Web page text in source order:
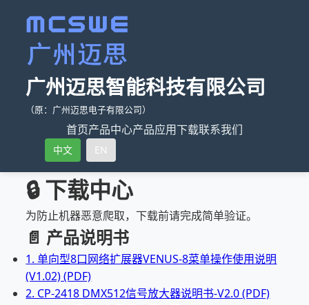
广州迈思智能科技有限公司
（原：广州迈思电子有限公司）
首页产品中心产品应用下载联系我们
中文 EN
🔒 下载中心
为防止机器恶意爬取，下载前请完成简单验证。
📄 产品说明书
1. 单向型8口网络扩展器VENUS-8菜单操作使用说明
(V1.02) (PDF)
2. CP-2418 DMX512信号放大器说明书-V2.0 (PDF)